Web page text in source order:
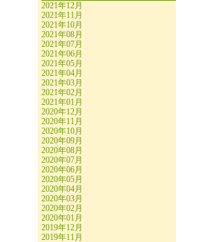
2021年12月
2021年11月
2021年10月
2021年08月
2021年07月
2021年06月
2021年05月
2021年04月
2021年03月
2021年02月
2021年01月
2020年12月
2020年11月
2020年10月
2020年09月
2020年08月
2020年07月
2020年06月
2020年05月
2020年04月
2020年03月
2020年02月
2020年01月
2019年12月
2019年11月